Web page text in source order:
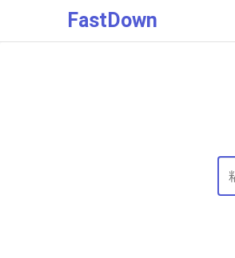
FastDown